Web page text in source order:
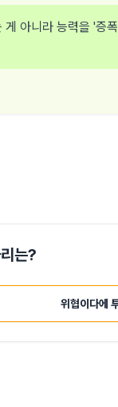
아니라 능력을 '증
는?
위협이다에